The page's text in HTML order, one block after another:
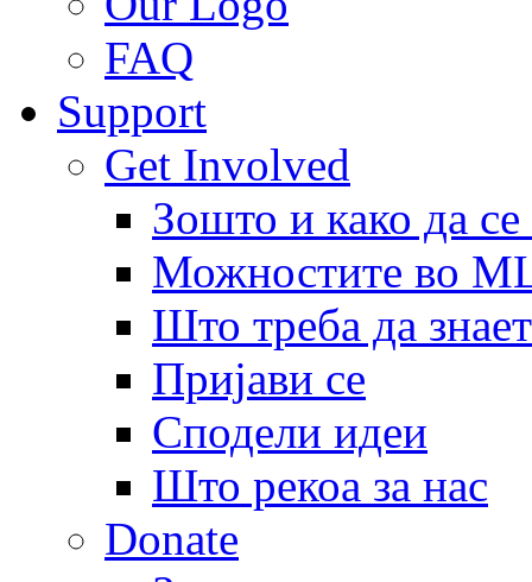
FAQ
Support
Get Involved
Зошто и како да
Можностите во
Што треба да
Пријави се
Сподели идеи
Што рекоа за нас
Donate